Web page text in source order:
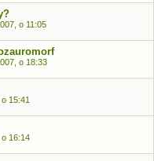
o 11:05
o 18:33
15:41
16:14